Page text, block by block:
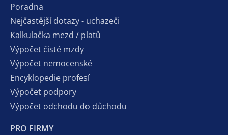
Poradna
Nejčastější dotazy - uchazeči
Kalkulačka mezd / platů
Výpočet čisté mzdy
Výpočet nemocenské
Encyklopedie profesí
Výpočet podpory
Výpočet odchodu do důchodu
PRO FIRMY